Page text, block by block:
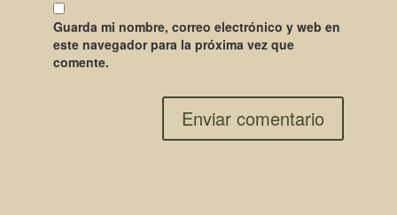
Guarda mi nombre, correo electrónico y web en
este navegador para la próxima vez que
comente.